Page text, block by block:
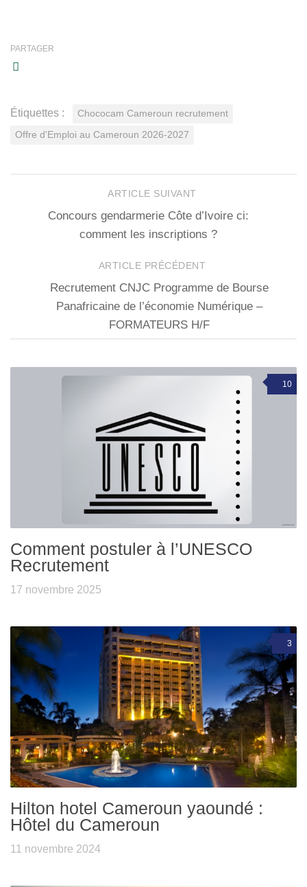
PARTAGER
Étiquettes : Chococam Cameroun recrutement
Offre d'Emploi au Cameroun 2026-2027
ARTICLE SUIVANT
Concours gendarmerie Côte d’Ivoire ci:
comment les inscriptions ?
ARTICLE PRÉCÉDENT
Recrutement CNJC Programme de Bourse
Panafricaine de l’économie Numérique –
FORMATEURS H/F
10
Comment postuler à l’UNESCO
Recrutement
17 novembre 2025
3
Hilton hotel Cameroun yaoundé :
Hôtel du Cameroun
11 novembre 2024